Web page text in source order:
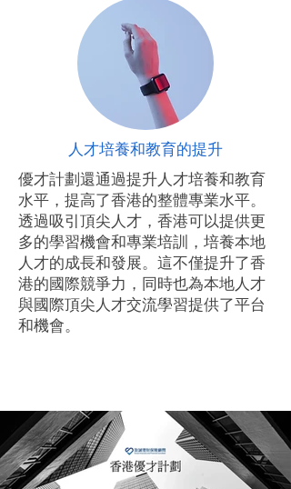
人才培養和教育的提升
優才計劃還通過提升人才培養和教育
水平，提高了香港的整體專業水平。
透過吸引頂尖人才，香港可以提供更
多的學習機會和專業培訓，培養本地
人才的成長和發展。這不僅提升了香
港的國際競爭力，同時也為本地人才
與國際頂尖人才交流學習提供了平台
和機會。